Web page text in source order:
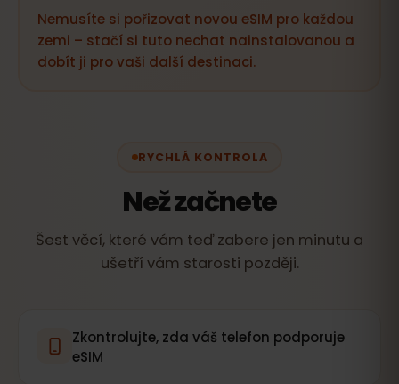
Nemusíte si pořizovat novou eSIM pro každou
zemi – stačí si tuto nechat nainstalovanou a
dobít ji pro vaši další destinaci.
RYCHLÁ KONTROLA
Než začnete
Šest věcí, které vám teď zabere jen minutu a
ušetří vám starosti později.
Zkontrolujte, zda váš telefon podporuje
eSIM